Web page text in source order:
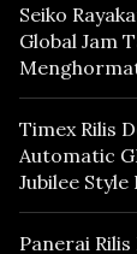
Seiko
Global Jam
Timex Rilis
Automatic
Jubilee
Panerai